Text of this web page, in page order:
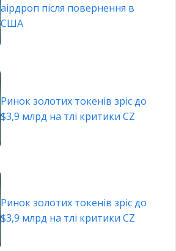
аірдроп після повернення в
США
Ринок золотих токенів зріс до
$3,9 млрд на тлі критики CZ
Ринок золотих токенів зріс до
$3,9 млрд на тлі критики CZ